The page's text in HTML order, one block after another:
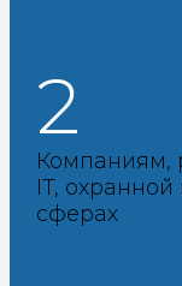
2
Компаниям,
IT, охранной
сферах